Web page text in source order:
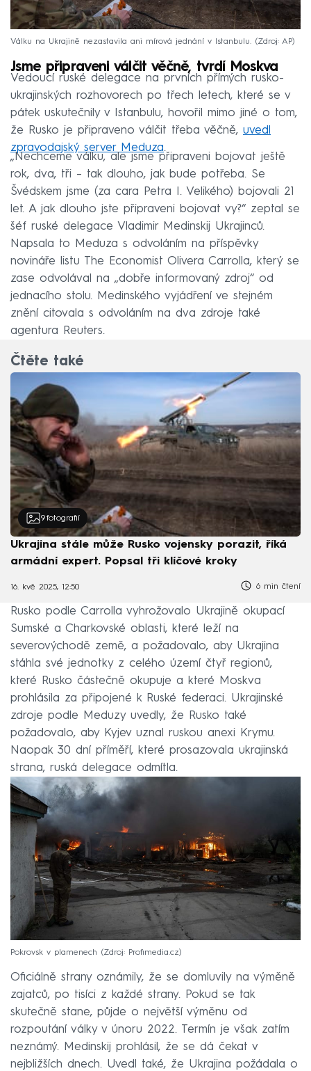
Válku na Ukrajině nezastavila ani mírová jednání v Istanbulu. Zdroj: AP
​Jsme připraveni válčit věčně, tvrdí Moskva
Vedoucí ruské delegace na prvních přímých rusko-
ukrajinských rozhovorech po třech letech, které se v
pátek uskutečnily v Istanbulu, hovořil mimo jiné o tom,
že Rusko je připraveno válčit třeba věčně, uvedl
zpravodajský server Meduza.
„Nechceme válku, ale jsme připraveni bojovat ještě
rok, dva, tři – tak dlouho, jak bude potřeba. Se
Švédskem jsme (za cara Petra I. Velikého) bojovali 21
let. A jak dlouho jste připraveni bojovat vy?“ zeptal se
šéf ruské delegace Vladimir Medinskij Ukrajinců.
Napsala to Meduza s odvoláním na příspěvky
novináře listu The Economist Olivera Carrolla, který se
zase odvolával na „dobře informovaný zdroj“ od
jednacího stolu. Medinského vyjádření ve stejném
znění citovala s odvoláním na dva zdroje také
agentura Reuters.
Čtěte také
9 fotografií
Ukrajina stále může Rusko vojensky porazit, říká
armádní expert. Popsal tři klíčové kroky
16. kvě 2025, 12:50 6 min čtení
Rusko podle Carrolla vyhrožovalo Ukrajině okupací
Sumské a Charkovské oblasti, které leží na
severovýchodě země, a požadovalo, aby Ukrajina
stáhla své jednotky z celého území čtyř regionů,
které Rusko částečně okupuje a které Moskva
prohlásila za připojené k Ruské federaci. Ukrajinské
zdroje podle Meduzy uvedly, že Rusko také
požadovalo, aby Kyjev uznal ruskou anexi Krymu.
Naopak 30 dní příměří, které prosazovala ukrajinská
strana, ruská delegace odmítla.
Pokrovsk v plamenech Zdroj: Profimedia.cz
Oficiálně strany oznámily, že se domluvily na výměně
zajatců, po tisíci z každé strany. Pokud se tak
skutečně stane, půjde o největší výměnu od
rozpoutání války v únoru 2022. Termín je však zatím
neznámý. Medinskij prohlásil, že se dá čekat v
nejbližších dnech. Uvedl také, že Ukrajina požádala o